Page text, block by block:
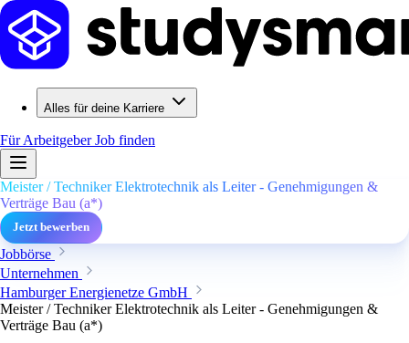
Alles für deine Karriere
Für ArbeitgeberJob finden
Meister / Techniker Elektrotechnik als Leiter - Genehmigungen &
Verträge Bau (a*)
Jetzt bewerben
Jobbörse
Unternehmen
Hamburger Energienetze GmbH
Meister / Techniker Elektrotechnik als Leiter - Genehmigungen &
Verträge Bau (a*)